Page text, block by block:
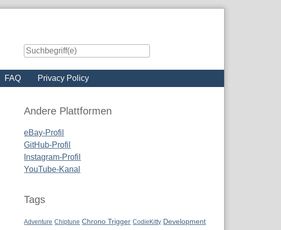
FAQ Privacy Policy
Seitenleiste
Andere Plattformen
eBay-Profil
GitHub-Profil
Instagram-Profil
YouTube-Kanal
Tags
Adventure Chiptune Chrono Trigger CodieKitty Development